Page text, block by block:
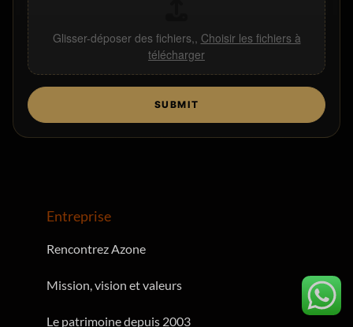
Glisser-déposer des fichiers,, Choisir les fichiers à
télécharger
SUBMIT
Entreprise
Rencontrez Azone
Mission, vision et valeurs
Le patrimoine depuis 2003